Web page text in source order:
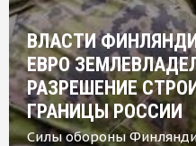
ВЛАСТИ
ЕВРО
РАЗРЕШЕНИЕ
ГРАНИЦЫ РОССИИ
Силы обороны